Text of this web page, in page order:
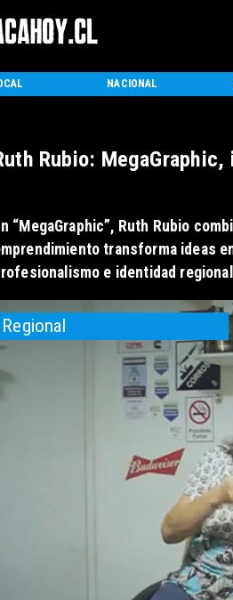
NACIONAL
Regional
Rubio:
“MegaGraphic”, Ruth Rubio
transforma ideas
e identidad